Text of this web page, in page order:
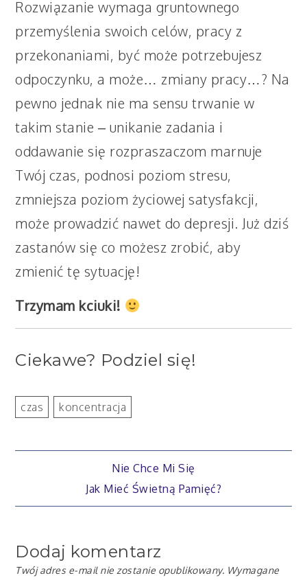
Rozwiązanie wymaga gruntownego
przemyślenia swoich celów, pracy z
przekonaniami, być może potrzebujesz
odpoczynku, a może… zmiany pracy…? Na
pewno jednak nie ma sensu trwanie w
takim stanie – unikanie zadania i
oddawanie się rozpraszaczom marnuje
Twój czas, podnosi poziom stresu,
zmniejsza poziom życiowej satysfakcji,
może prowadzić nawet do depresji. Już dziś
zastanów się co możesz zrobić, aby
zmienić tę sytuację!
Trzymam kciuki!
Ciekawe? Podziel się!
czas koncentracja
Nawigacja
wpisu
Nie Chce Mi Się
Jak Mieć Świetną Pamięć?
Dodaj komentarz
Twój adres e-mail nie zostanie opublikowany. Wymagane